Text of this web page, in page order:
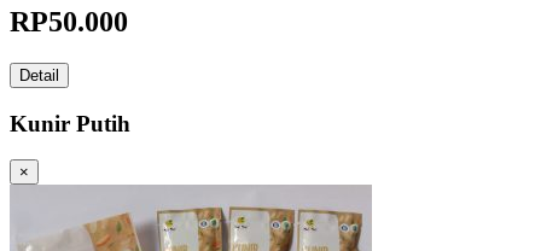
RP50.000
Detail
Kunir Putih
×